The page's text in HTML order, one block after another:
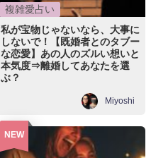
複雑愛占い
私が宝物じゃないなら、大事に
しないで！【既婚者とのタブー
な恋愛】あの人のズルい想いと
本気度⇒離婚してあなたを選
ぶ？
Miyoshi
NEW